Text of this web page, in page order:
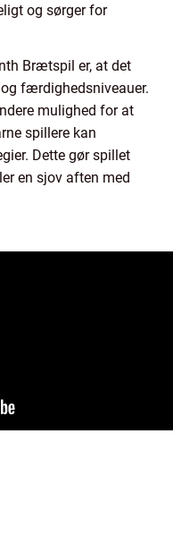
og sørger for
Brætspil er, at det
færdighedsniveauer.
mulighed for at
spillere kan
Dette gør spillet
en sjov aften med